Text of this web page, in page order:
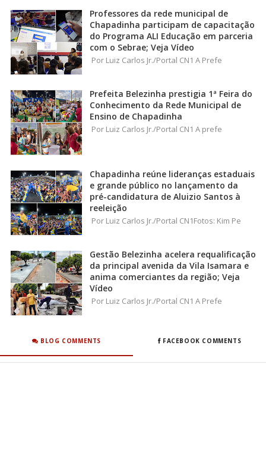
Professores da rede municipal de
Chapadinha participam de capacitação
do Programa ALI Educação em parceria
com o Sebrae; Veja Vídeo
Por Luiz Carlos Jr./Portal CN1 A Prefe
Prefeita Belezinha prestigia 1ª Feira do
Conhecimento da Rede Municipal de
Ensino de Chapadinha
Por Luiz Carlos Jr./Portal CN1 A prefe
Chapadinha reúne lideranças estaduais
e grande público no lançamento da
pré-candidatura de Aluizio Santos à
reeleição
Por Luiz Carlos Jr./Portal CN1Fotos: Kim Pe
Gestão Belezinha acelera requalificação
da principal avenida da Vila Isamara e
anima comerciantes da região; Veja
Vídeo
Por Luiz Carlos Jr./Portal CN1 A Prefe
BLOG COMMENTS FACEBOOK COMMENTS